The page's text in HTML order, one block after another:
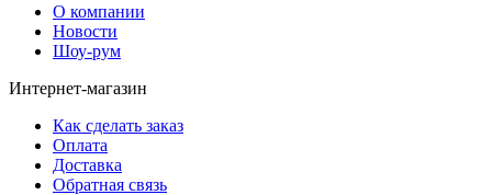
О компании
Новости
Шоу-рум
Интернет-магазин
Как сделать заказ
Оплата
Доставка
Обратная связь